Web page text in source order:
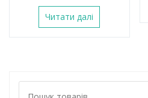
Читати далі